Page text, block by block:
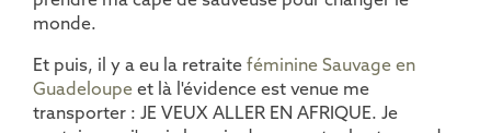
monde.
Et puis, il y a eu la retraite féminine Sauvage en
Guadeloupe et là l'évidence est venue me
transporter : JE VEUX ALLER EN AFRIQUE. Je